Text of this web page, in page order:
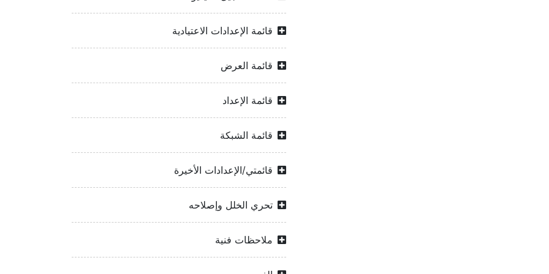
قائمة الإعدادات الاعتيادية
قائمة العرض
قائمة الإعداد
قائمة الشبكة
قائمتي/الإعدادات الأخيرة
تحري الخلل وإصلاحه
ملاحظات فنية